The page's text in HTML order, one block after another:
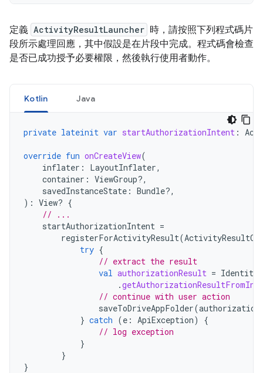
定義 ActivityResultLauncher 時，請按照下列程式碼片
段所示處理回應，其中假設是在片段中完成。程式碼會檢查
是否已成功授予必要權限，然後執行使用者動作。
Kotlin Java
private lateinit var startAuthorizationIntent :
override fun onCreateView(
inflater : LayoutInflater,
container : ViewGroup?,
savedInstanceState : Bundle?,
): View? {
// ...
startAuthorizationIntent =
registerForActivityResult(
try {
// extract the result
val authorizationResult = Identity
.
// continue with user action
saveToDriveAppFolder(
} catch (e : ApiException)
{
// log exception
}
}
}